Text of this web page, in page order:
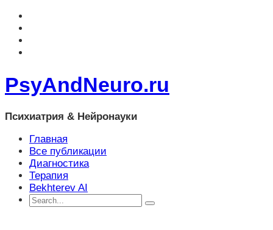
PsyAndNeuro.ru
Психиатрия & Нейронауки
Главная
Все публикации
Диагностика
Терапия
Bekhterev AI